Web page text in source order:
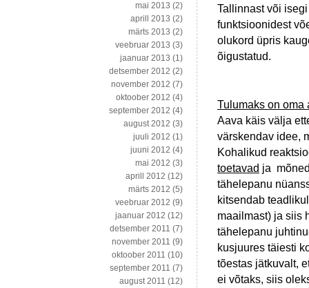
Tallinnast või
funktsioonidest
olukord üpris
õigustatud.
Tulumaks on oma
Aava käis välja
värskendav idee,
Kohalikud
toetavad ja
tähelepanu
kitsendab
maailmast) ja siis
tähelepanu
kusjuures täiesti
tõestas jätkuvalt,
ei võtaks, siis
mai 2013 (2)
aprill 2013 (2)
märts 2013 (2)
veebruar 2013 (3)
jaanuar 2013 (1)
detsember 2012 (2)
november 2012 (7)
oktoober 2012 (4)
september 2012 (4)
august 2012 (3)
juuli 2012 (1)
juuni 2012 (4)
mai 2012 (3)
aprill 2012 (12)
märts 2012 (5)
veebruar 2012 (9)
jaanuar 2012 (12)
detsember 2011 (7)
november 2011 (9)
oktoober 2011 (10)
september 2011 (7)
august 2011 (12)